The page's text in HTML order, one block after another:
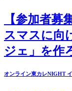
【参加者募
スマスに向
ジェ」を作
オンライン東カレNIGHT